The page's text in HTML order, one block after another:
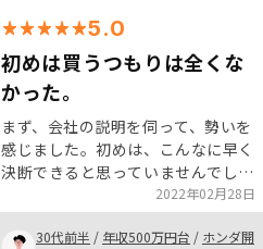
5.0
初めは買うつもりは全くな
かった。
まず、会社の説明を伺って、勢いを
感じました。初めは、こんなに早く
決断できると思っていませんでした
が、自分にとってはリスクはないと
判断できる説明をしていただいた上
に、気に入った物件をご提示いただ
2022年02月28日
30代前半 / 年収500万円台 / ホンダ開